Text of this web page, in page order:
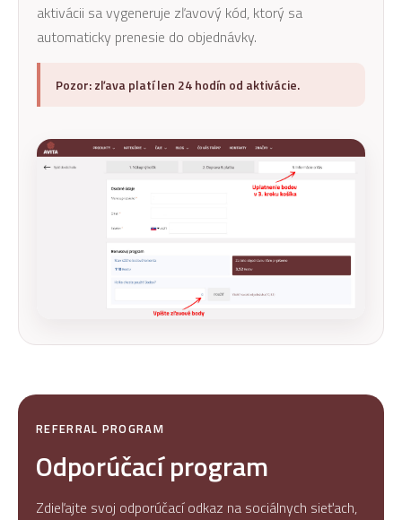
aktivácii sa vygeneruje zľavový kód, ktorý sa
automaticky prenesie do objednávky.
Pozor: zľava platí len 24 hodín od aktivácie.
REFERRAL PROGRAM
Odporúčací program
Zdieľajte svoj odporúčací odkaz na sociálnych sieťach,